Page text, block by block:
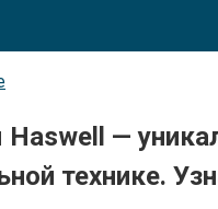
—
технике.